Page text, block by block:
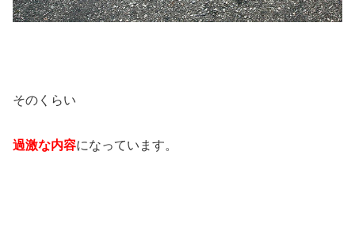
そのくらい
過激な内容になっています。